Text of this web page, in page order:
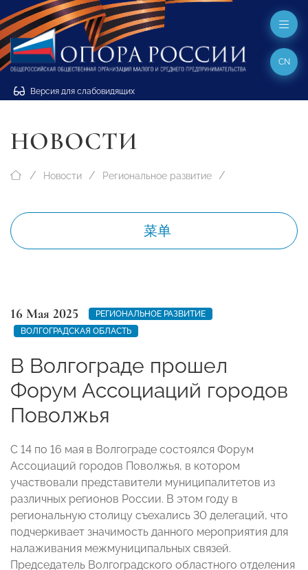
Версия для слабовидящих
CN
НОВОСТИ
Новости Региональное развитие
菜单
16 Мая 2025
РЕГИОНАЛЬНОЕ РАЗВИТИЕ
ВОЛГОГРАДСКАЯ ОБЛАСТЬ
В Волгограде прошел
Форум Ассоциаций городов
Поволжья
С 14 по 16 мая в Волгограде состоялся Форум
Ассоциаций городов Поволжья, в котором
участвовали представители муниципалитетов из
различных регионов России. В этом году в
региональную столицу съехались 30 делегаций, что
подчеркивает значимость данного мероприятия для
налаживания межмуниципальных связей.
Председатель Волгоградского областного отделения